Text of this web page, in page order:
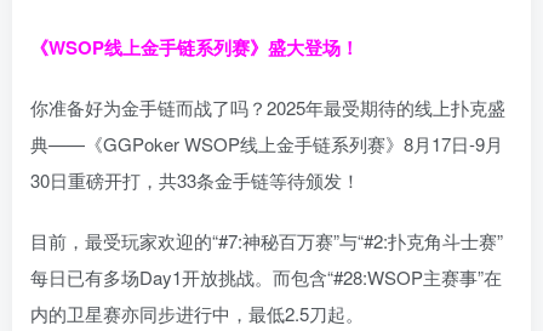
《WSOP线上金手链系列赛》 盛大登场！
你准备好为金手链而战了吗？2025年最受期待的线上扑克盛
典——《GGPoker WSOP线上金手链系列赛》8月17日-9月
30日重磅开打，共33条金手链等待颁发！
目前，最受玩家欢迎的“#7:神秘百万赛”与“#2:扑克角斗士赛”
每日已有多场Day1开放挑战。而包含“#28:WSOP主赛事”在
内的卫星赛亦同步进行中，最低2.5刀起。